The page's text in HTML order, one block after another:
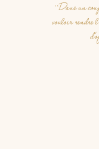
``Dans un
vouloir rendre